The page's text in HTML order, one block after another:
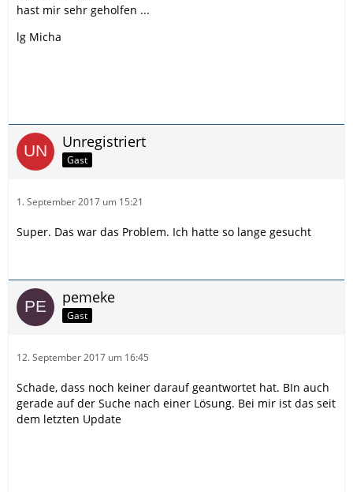
hast mir sehr geholfen ...
lg Micha
Unregistriert
Gast
1. September 2017 um 15:21
Super. Das war das Problem. Ich hatte so lange gesucht
pemeke
Gast
12. September 2017 um 16:45
Schade, dass noch keiner darauf geantwortet hat. BIn auch
gerade auf der Suche nach einer Lösung. Bei mir ist das seit
dem letzten Update